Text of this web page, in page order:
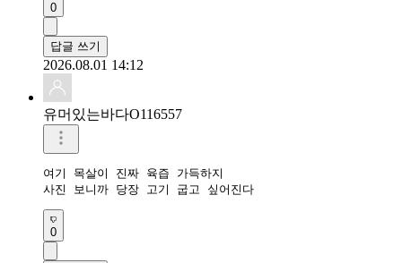
0
답글 쓰기
2026.08.01 14:12
유머있는바다O116557
여기 목살이 진짜 육즙 가득하지
사진 보니까 당장 고기 굽고 싶어진다
0